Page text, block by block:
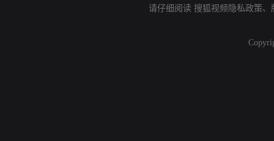
请仔细阅读 搜狐视频隐私政策、